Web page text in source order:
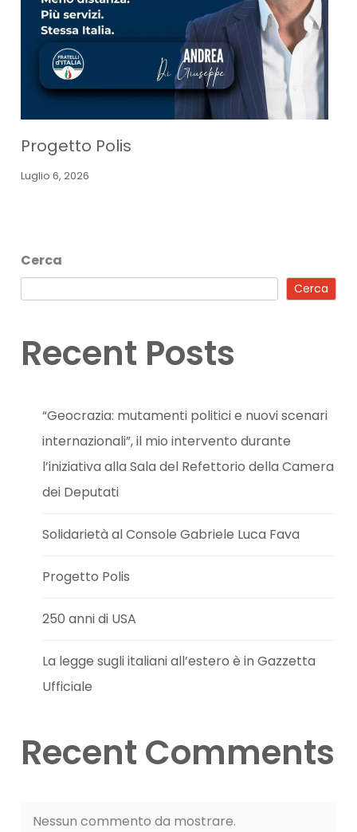
Progetto Polis
Luglio 6, 2026
Cerca
Cerca
Recent Posts
“Geocrazia: mutamenti politici e nuovi scenari
internazionali”, il mio intervento durante
l’iniziativa alla Sala del Refettorio della Camera
dei Deputati
Solidarietà al Console Gabriele Luca Fava
Progetto Polis
250 anni di USA
La legge sugli italiani all’estero è in Gazzetta
Ufficiale
Recent Comments
Nessun commento da mostrare.